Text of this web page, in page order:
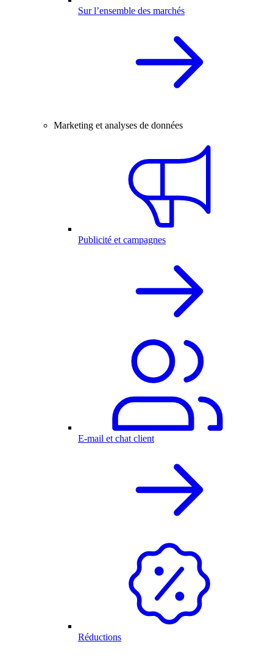
Sur l’ensemble des marchés
Marketing et analyses de données
Publicité et campagnes
E-mail et chat client
Réductions